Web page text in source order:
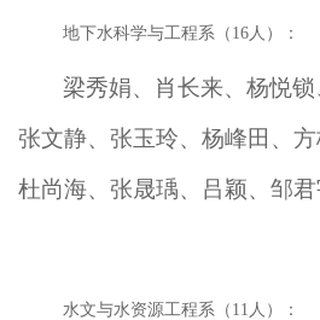
地下水科学与工程系（ 16人）：
梁秀娟、肖长来、杨悦锁
张文静、张玉玲、杨峰田、方
杜尚海、张晟瑀、吕颖、邹
水文与水资源工程系（ 11人）：